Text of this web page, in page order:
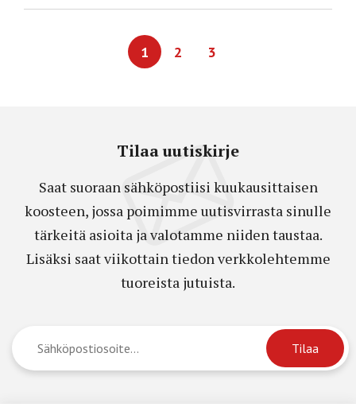
1 2 3
Tilaa uutiskirje
Saat suoraan sähköpostiisi kuukausittaisen
koosteen, jossa poimimme uutisvirrasta sinulle
tärkeitä asioita ja valotamme niiden taustaa.
Lisäksi saat viikottain tiedon verkkolehtemme
tuoreista jutuista.